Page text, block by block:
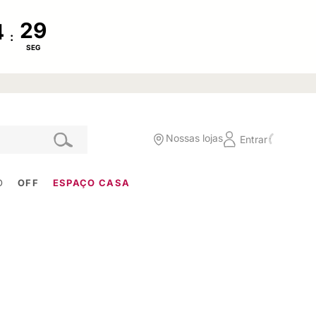
:
SEG
Nossas lojas Entrar
OFF ESPAÇO CASA